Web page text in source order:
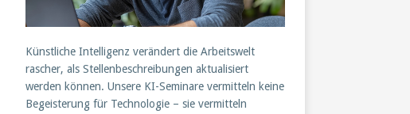
Künstliche Intelligenz verändert die Arbeitswelt
rascher, als Stellenbeschreibungen aktualisiert
werden können. Unsere KI-Seminare vermitteln keine
Begeisterung für Technologie – sie vermitteln